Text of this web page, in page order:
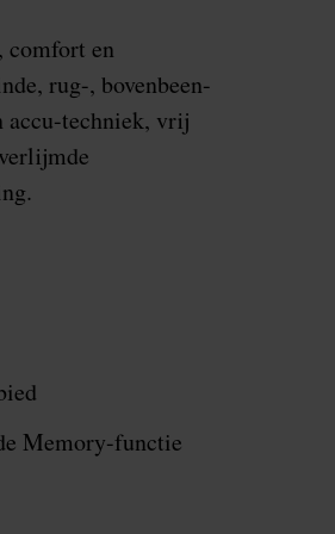
comfort en
rug-, bovenbeen-
accu-techniek, vrij
Memory-functie